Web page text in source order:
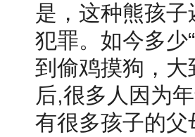
是，这种熊孩
犯罪。如今多少
到偷鸡摸狗，
后,很多人因为
有很多孩子的